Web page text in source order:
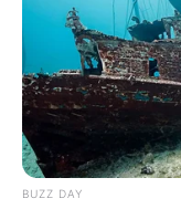
BUZZ DAY